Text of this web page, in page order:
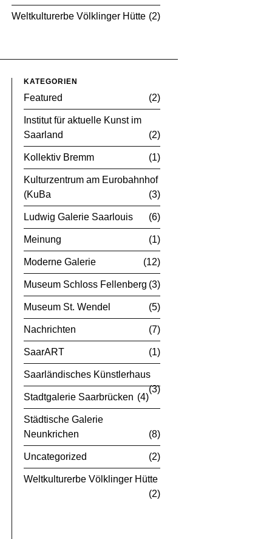
Weltkulturerbe Völklinger Hütte 2
KATEGORIEN
Featured 2
Institut für aktuelle Kunst im
Saarland
2
Kollektiv Bremm 1
Kulturzentrum am Eurobahnhof
(KuBa
3
Ludwig Galerie Saarlouis 6
Meinung 1
Moderne Galerie 12
Museum Schloss Fellenberg 3
Museum St. Wendel 5
Nachrichten 7
SaarART 1
Saarländisches Künstlerhaus
3
Stadtgalerie Saarbrücken 4
Städtische Galerie
Neunkrichen
8
Uncategorized 2
Weltkulturerbe Völklinger Hütte
2